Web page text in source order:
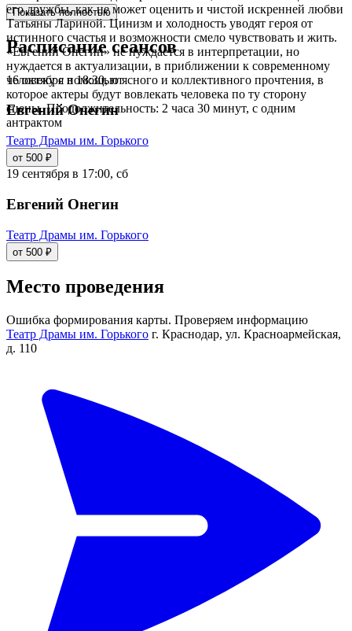
его дружбы, как не может оценить и чистой искренней любви
Татьяны Лариной. Цинизм и холодность уводят героя от
истинного счастья и возможности смело чувствовать и жить.
«Евгений Онегин» не нуждается в интерпретации, но
нуждается в актуализации, в приближении к современному
человеку с помощью ясного и коллективного прочтения, в
которое актеры будут вовлекать человека по ту сторону
сцены. Продолжительность: 2 часа 30 минут, с одним
антрактом
Показать полностью
Расписание сеансов
16 октября в 18:30, пт
Евгений Онегин
Театр Драмы им. Горького
от 500 ₽
19 сентября в 17:00, сб
Евгений Онегин
Театр Драмы им. Горького
от 500 ₽
Место проведения
Ошибка формирования карты. Проверяем информацию
Театр Драмы им. Горького г. Краснодар, ул. Красноармейская,
д. 110